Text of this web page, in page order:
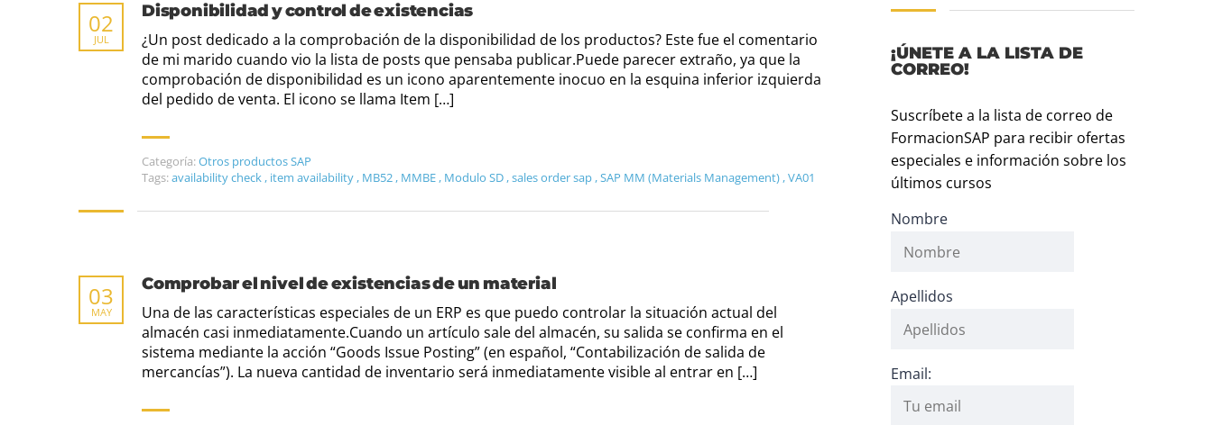
Disponibilidad y control de existencias
02
JUL
¿Un post dedicado a la comprobación de la disponibilidad de los productos? Este fue el comentario
de mi marido cuando vio la lista de posts que pensaba publicar.Puede parecer extraño, ya que la
comprobación de disponibilidad es un icono aparentemente inocuo en la esquina inferior izquierda
del pedido de venta. El icono se llama Item […]
Categoría:Otros productos SAP
Tags:availability check , item availability , MB52 , MMBE , Modulo SD ,sales order sap ,SAP MM (Materials Management) ,VA01
Comprobar el nivel de existencias de un material
03
MAY
Una de las características especiales de un ERP es que puedo controlar la situación actual del
almacén casi inmediatamente.Cuando un artículo sale del almacén, su salida se confirma en el
sistema mediante la acción “Goods Issue Posting” (en español, “Contabilización de salida de
mercancías”). La nueva cantidad de inventario será inmediatamente visible al entrar en […]
¡ÚNETE A LA LISTA DE
CORREO!
Suscríbete a la lista de correo de
FormacionSAP para recibir ofertas
especiales e información sobre los
últimos cursos
Nombre
Apellidos
Email: